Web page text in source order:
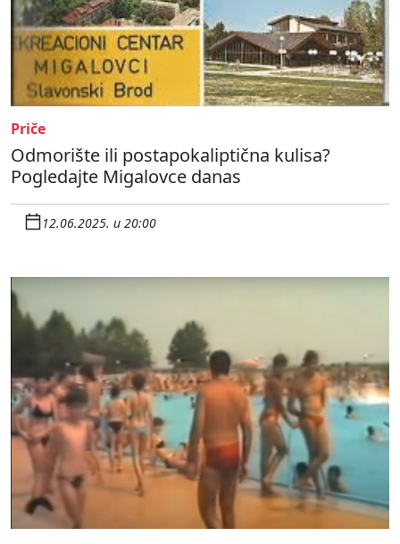
Priče
Odmorište ili postapokaliptična kulisa?
Pogledajte Migalovce danas
12.06.2025. u 20:00